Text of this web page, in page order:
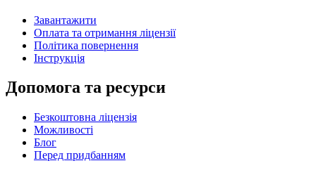
Завантажити
Оплата та отримання ліцензії
Політика повернення
Інструкція
Допомога та ресурси
Безкоштовна ліцензія
Можливості
Блог
Перед придбанням